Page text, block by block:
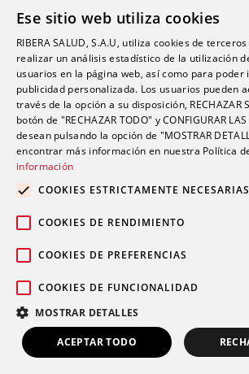
LLÁMANOS
profesión es ‘empatía’, es
paciente»
15 de marzo de 2021
La Enfermería Comunitaria es, según
primer nivel de contacto en el acceso
sanitario”, y … Leer más
Ángel Marcial: «Siempre les
alumnos del valor que
Enfermería en tiempos de
5 de marzo de 2021
convertiría en …Leer más
Marietta Rocha, delegada
Ese sitio web utiliza cookies
RIBERA SALUD, S.A.U, utiliza cookies de
realizar un análisis estadístico de la utilización
usuarios en la página web, así como para poder
publicidad personalizada. Los usuarios pueden
través de la opción a su disposición, RECHAZAR
botón de "RECHAZAR TODO" y CONFIGURAR
desean pulsando la opción de "MOSTRAR
encontrar más información en nuestra Política
información
COOKIES ESTRICTAMENTE NECESARIAS
COOKIES DE RENDIMIENTO
COOKIES DE PREFERENCIAS
COOKIES DE FUNCIONALIDAD
MOSTRAR DETALLES
ACEPTAR TODO